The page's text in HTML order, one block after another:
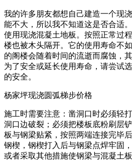
我的许多朋友都想自己建造一个现
能不大，所以我不知道这是否合适
使用现浇混凝土地板。按照正常过
楼也被木头隔开。它的使用寿命不
的阁楼会随着时间的流逝而腐蚀，
为了安全或延长使用寿命，请尝试
的安全。
杨家坪现浇圆弧梯步价格
施工时需要注意：凿洞口时必须轻
洞口边破裂；必须把楼板底粉刷层
板与钢梁贴紧，按照两端连接完毕
钢楔，钢楔打入后与钢梁点焊牢固，
或者采取其他措施使钢梁与混凝土